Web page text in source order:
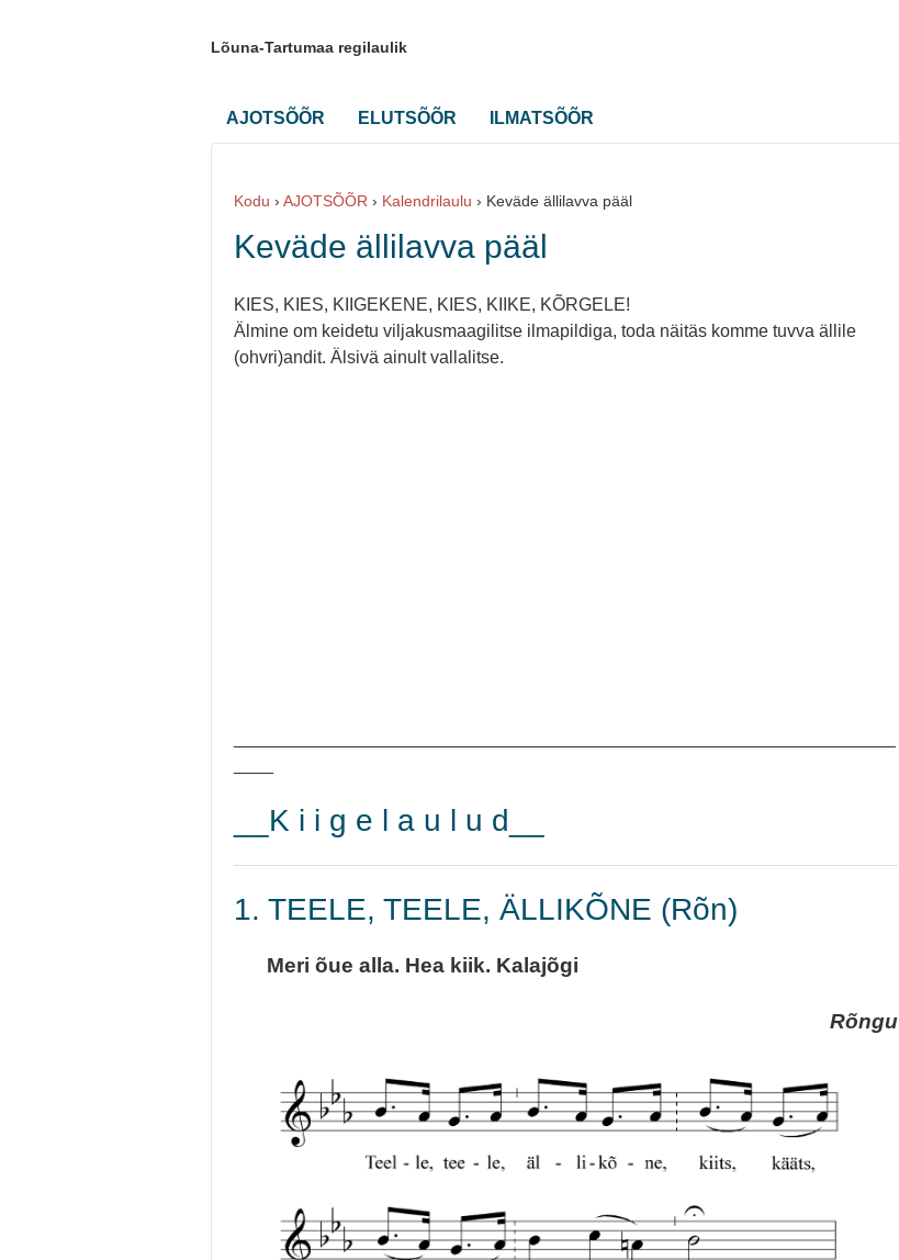
Lõuna-Tartumaa regilaulik
AJOTSÕÕR ELUTSÕÕR ILMATSÕÕR
Kodu › AJOTSÕÕR › Kalendrilaulu › Keväde ällilavva pääl
Keväde ällilavva pääl
KIES, KIES, KIIGEKENE, KIES, KIIKE, KÕRGELE!
Älmine om keidetu viljakusmaagilitse ilmapildiga, toda näitäs komme tuvva ällile
(ohvri)andit. Älsivä ainult vallalitse.
__K i i g e l a u l u d__
1. TEELE, TEELE, ÄLLIKÕNE (Rõn)
Meri õue alla. Hea kiik. Kalajõgi
Rõngu